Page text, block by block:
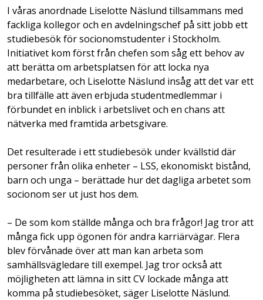
I våras anordnade Liselotte Näslund tillsammans med
fackliga kollegor och en avdelningschef på sitt jobb ett
studiebesök för socionomstudenter i Stockholm.
Initiativet kom först från chefen som såg ett behov av
att berätta om arbetsplatsen för att locka nya
medarbetare, och Liselotte Näslund insåg att det var ett
bra tillfälle att även erbjuda studentmedlemmar i
förbundet en inblick i arbetslivet och en chans att
nätverka med framtida arbetsgivare.
Det resulterade i ett studiebesök under kvällstid där
personer från olika enheter – LSS, ekonomiskt bistånd,
barn och unga – berättade hur det dagliga arbetet som
socionom ser ut just hos dem.
– De som kom ställde många och bra frågor! Jag tror att
många fick upp ögonen för andra karriärvägar. Flera
blev förvånade över att man kan arbeta som
samhällsvägledare till exempel. Jag tror också att
möjligheten att lämna in sitt CV lockade många att
komma på studiebesöket, säger Liselotte Näslund.